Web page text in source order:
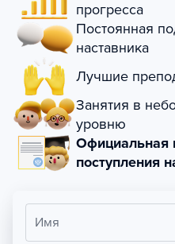
прогресса
Постоянная
наставника
Лучшие
Занятия в
уровню
Официальная
поступления
Имя